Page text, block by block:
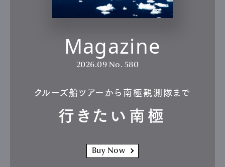
Magazine
2026.09 No. 580
クルーズ船ツアーから南極観測隊まで
行きたい南極
Buy Now